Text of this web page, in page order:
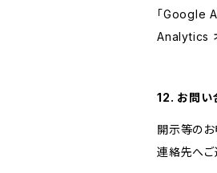
「Google
Analytics
12. お問い
開示等のお
連絡先へご